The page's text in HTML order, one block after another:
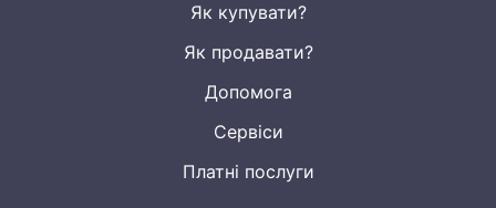
Як купувати?
Як продавати?
Допомога
Сервіси
Платні послуги